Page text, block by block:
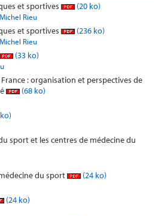
et sportives (20 ko)
Michel Rieu
et sportives (236 ko)
Michel Rieu
(33 ko)
: organisation et perspectives de
(68 ko)
sport et les centres de médecine du
du sport (24 ko)
(24 ko)